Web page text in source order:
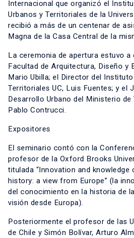
Internacional que organizó el
Urbanos y Territoriales de la
recibió a más de un centenar de
Magna de la Casa Central de la
La ceremonia de apertura estuvo a
Facultad de Arquitectura, Diseño y
Mario Ubilla; el Director del
Territoriales UC, Luis Fuentes; y el
Desarrollo Urbano del Ministerio de
Pablo Contrucci.
Expositores
El seminario contó con la
profesor de la Oxford Brooks
titulada “Innovation and knowledge
history: a view from Europe” (la
del conocimiento en la historia de
visión desde Europa).
Posteriormente el profesor de las
de Chile y Simón Bolívar, Arturo